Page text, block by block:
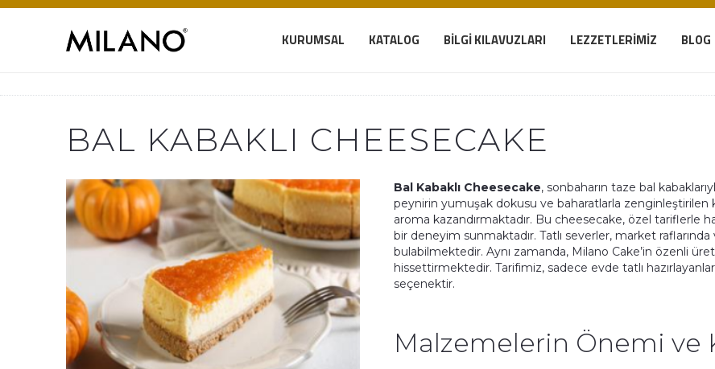
KURUMSAL KATALOG BILGI KILAVUZLARI LEZZETLERIMIZ BLOG
BAL KABAKLI CHEESECAKE
Bal Kabaklı Cheesecake, sonbaharın taze bal
peynirin yumuşak dokusu ve baharatlarla
aroma kazandırmaktadır. Bu cheesecake, özel tariflerle
bir deneyim sunmaktadır. Tatlı severler, market
bulabilmektedir. Aynı zamanda, Milano Cake’in özenli
hissettirmektedir. Tarifimiz, sadece evde tatlı
seçenektir.
Malzemelerin Önemi ve